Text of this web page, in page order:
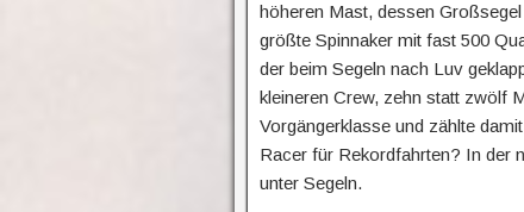
höheren Mast, dessen
größte Spinnaker mit fast 500
der beim Segeln nach Luv
kleineren Crew, zehn statt zwölf
Vorgängerklasse und zählte
Racer für Rekordfahrten? In der
unter Segeln.